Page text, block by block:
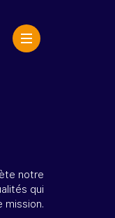
notre
qui
mission.